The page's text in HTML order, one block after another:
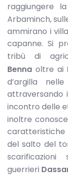
raggiungere
Arbaminch,
ammirano i
capanne. Si
tribù di
Benna oltre ai
d’argilla
attraversando
incontro delle
inoltre
caratteristiche
del salto del
guerrieri